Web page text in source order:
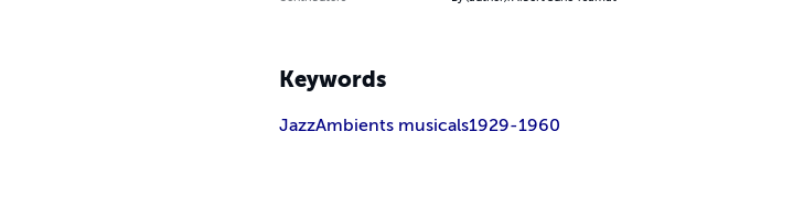
Keywords
JazzAmbients musicals1929-1960